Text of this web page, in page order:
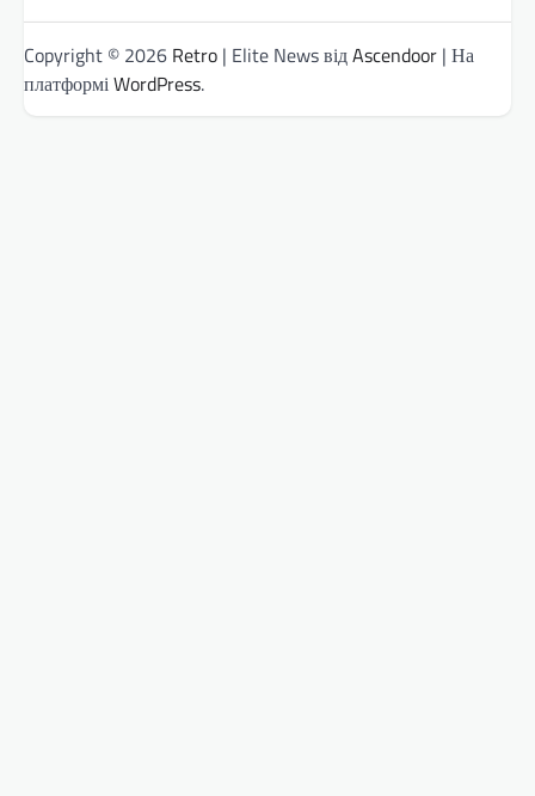
Copyright © 2026 Retro | Elite News відAscendoor | На
платформіWordPress.